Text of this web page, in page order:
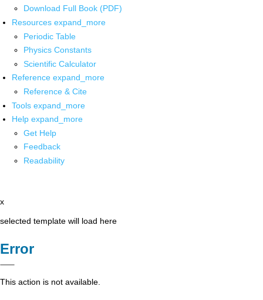
Download Full Book (PDF)
Resources expand_more
Periodic Table
Physics Constants
Scientific Calculator
Reference expand_more
Reference & Cite
Tools expand_more
Help expand_more
Get Help
Feedback
Readability
x
selected template will load here
Error
This action is not available.